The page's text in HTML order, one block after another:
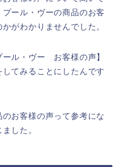
ール・ヴーの商品のお客
がわかりませんでした。
ール・ヴー お客様の声】
てみることにしたんです
お客様の声って参考にな
した。